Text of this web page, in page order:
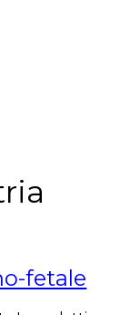
fetale